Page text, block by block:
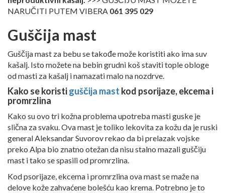
NARUČITI PUTEM VIBERA 061 395 029
Guščija mast
Guščija mast za bebu se takođe može koristiti ako ima suv
kašalj. Isto možete na bebin grudni koš staviti tople obloge
od masti za kašalj i namazati malo na nozdrve.
Kako se koristiguščija mast kod psorijaze, ekcema i
promrzlina
Kako su ovo tri kožna problema upotreba masti guske je
slična za svaku. Ova mast je toliko lekovita za kožu da je ruski
general Aleksandar Suvorov rekao da bi prelazak vojske
preko Alpa bio znatno otežan da nisu stalno mazali guščiju
mast i tako se spasili od promrzlina.
Kod psorijaze, ekcema i promrzlina ova mast se maže na
delove kože zahvaćene bolešću kao krema. Potrebno je to